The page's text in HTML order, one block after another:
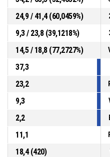
24,9 / 41,4 (60,0459%)
9,3 / 23,8 (39,1218%)
14,5 / 18,8 (77,2727%)
37,3
23,2
9,3
2,2
11,1
18,4 (420)